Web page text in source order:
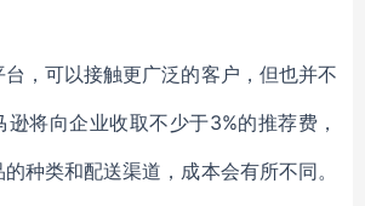
，可以接触更广泛的客户，但也并不
逊将向企业收取不少于3%的推荐费，
种类和配送渠道，成本会有所不同。